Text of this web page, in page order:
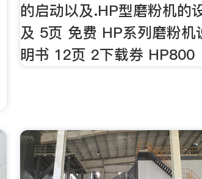
的启动以及.HP型磨粉机的
及 5页 免费 HP系列磨粉机
明书 12页 2下载券 HP800